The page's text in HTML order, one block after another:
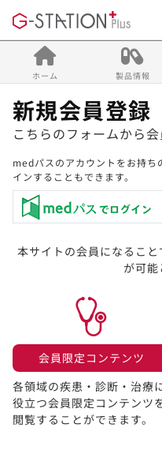
ホーム 製品情報
新規会員登録
こちらのフォームから
medパスのアカウントをお持
インすることもできます。
本サイトの会員になるこ
が可能
会員限定コンテンツ​
各領域の疾患・診断・治療
役立つ会員限定コンテンツ
閲覧することができます。​